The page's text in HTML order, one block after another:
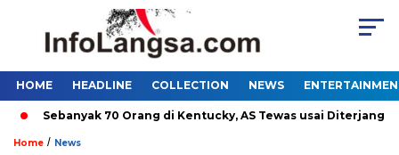
HOME HEADLINE COLLECTION NEWS
Sebanyak 70 Orang di Kentucky, AS Tewas usai Diterjang
Home / News